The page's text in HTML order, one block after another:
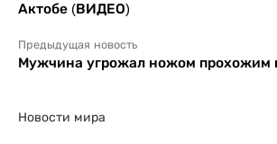
Актобе (ВИДЕО)
Предыдущая новость
Мужчина угрожал ножом прохожим
Новости мира